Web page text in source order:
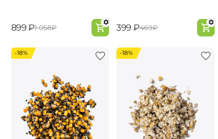
‍899‍ ₽‍1 058‍₽ ‍399‍ ₽‍469‍₽
-18% -18%